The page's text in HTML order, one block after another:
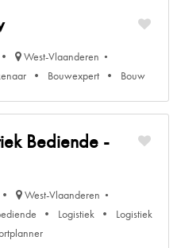
West-Vlaanderen
Bouwexpert Bouw
Bediende -
West-Vlaanderen
Logistiek
Logistiek